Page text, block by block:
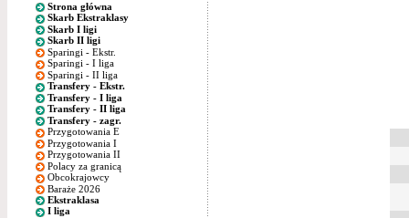
Strona główna
Skarb Ekstraklasy
Skarb I ligi
Skarb II ligi
Sparingi - Ekstr.
Sparingi - I liga
Sparingi - II liga
Transfery - Ekstr.
Transfery - I liga
Transfery - II liga
Transfery - zagr.
Przygotowania E
Przygotowania I
Przygotowania II
Polacy za granicą
Obcokrajowcy
Baraże 2026
Ekstraklasa
I liga